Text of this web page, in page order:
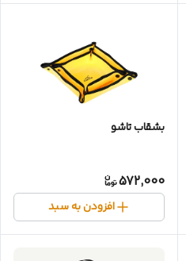
بشقاب تاشو
572,000
افزودن به سبد